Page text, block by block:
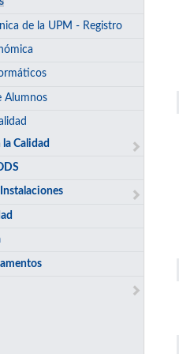
de la UPM - Registro
Alumnos
Calidad